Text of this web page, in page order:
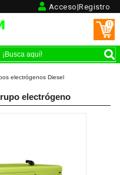
Acceso|Registro
0
electrógenos Diesel
electrógeno